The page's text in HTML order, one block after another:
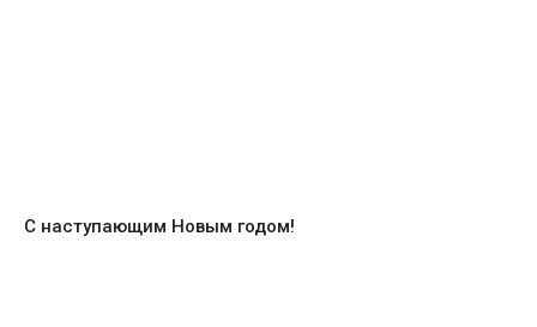
С наступающим Новым годом!